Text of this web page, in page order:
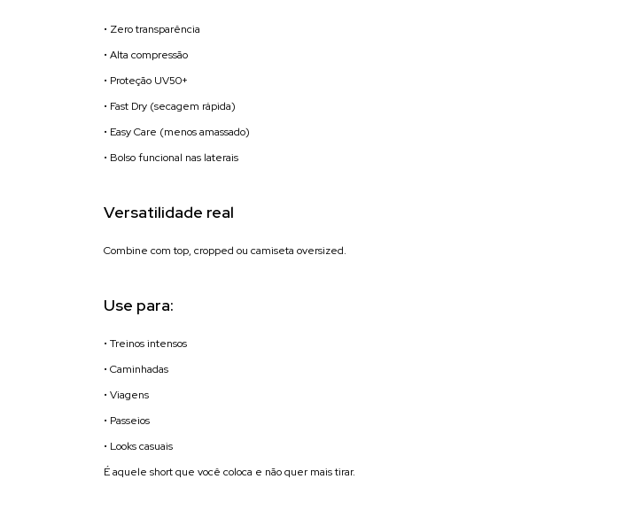
• Zero transparência
• Alta compressão
• Proteção UV50+
• Fast Dry (secagem rápida)
• Easy Care (menos amassado)
• Bolso funcional nas laterais
Versatilidade real
Combine com top, cropped ou camiseta oversized.
Use para:
• Treinos intensos
• Caminhadas
• Viagens
• Passeios
• Looks casuais
É aquele short que você coloca e não quer mais tirar.